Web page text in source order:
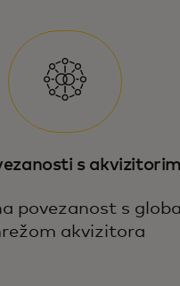
s
povezanost s
akvizitora